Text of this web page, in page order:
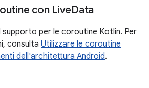
con LiveData
supporto per le coroutine Kotlin. Per
consulta Utilizzare le coroutine
dell'architettura Android.